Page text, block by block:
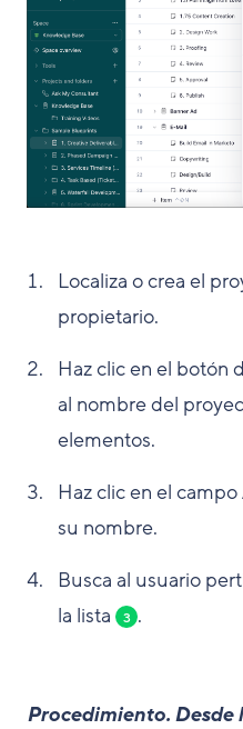
Localiza o crea el
propietario.
Haz clic en el botón
al nombre del
elementos.
Haz clic en el campo
su nombre.
Busca al usuario
la lista
3 .
Procedimiento. Desde